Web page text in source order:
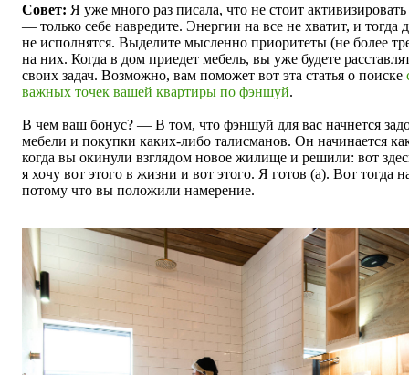
Совет: Я уже много раз писала, что не стоит активизировать
— только себе навредите. Энергии на все не хватит, и тогда
не исполнятся. Выделите мысленно приоритеты (не более
на них. Когда в дом приедет мебель, вы уже будете
своих задач. Возможно, вам поможет вот эта статья о поиске
важных точек вашей квартиры по фэншуй.
В чем ваш бонус? — В том, что фэншуй для вас начнется
мебели и покупки каких-либо талисманов. Он начинается
когда вы окинули взглядом новое жилище и решили: вот
я хочу вот этого в жизни и вот этого. Я готов (а). Вот тогда
потому что вы положили намерение.